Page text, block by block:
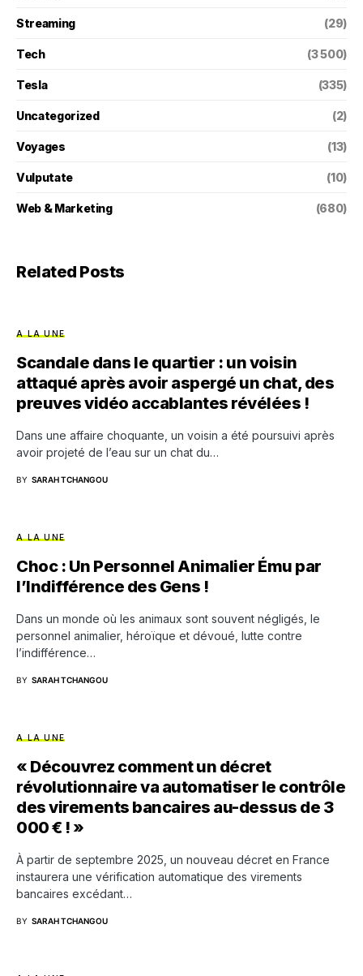
Streaming (29)
Tech (3 500)
Tesla (335)
Uncategorized (2)
Voyages (13)
Vulputate (10)
Web & Marketing (680)
Related Posts
A LA UNE
Scandale dans le quartier : un voisin
attaqué après avoir aspergé un chat, des
preuves vidéo accablantes révélées !
Dans une affaire choquante, un voisin a été poursuivi après
avoir projeté de l’eau sur un chat du…
BY SARAH TCHANGOU
A LA UNE
Choc : Un Personnel Animalier Ému par
l’Indifférence des Gens !
Dans un monde où les animaux sont souvent négligés, le
personnel animalier, héroïque et dévoué, lutte contre
l’indifférence…
BY SARAH TCHANGOU
A LA UNE
« Découvrez comment un décret
révolutionnaire va automatiser le contrôle
des virements bancaires au-dessus de 3
000 € ! »
À partir de septembre 2025, un nouveau décret en France
instaurera une vérification automatique des virements
bancaires excédant…
BY SARAH TCHANGOU